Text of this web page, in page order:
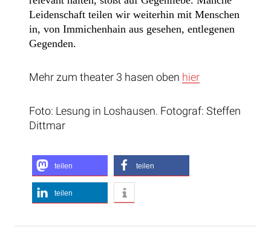
Leidenschaft teilen wir weiterhin mit Menschen
in, von Immichenhain aus gesehen, entlegenen
Gegenden.
Mehr zum theater 3 hasen oben hier
Foto: Lesung in Loshausen. Fotograf: Steffen
Dittmar
teilen teilen
teilen